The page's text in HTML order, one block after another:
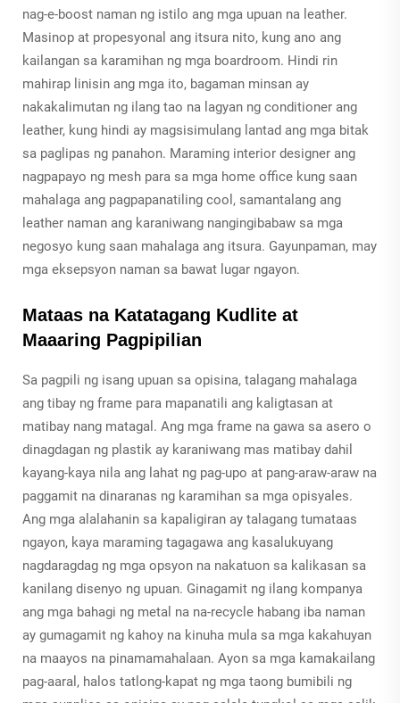
nag-e-boost naman ng istilo ang mga upuan na leather.
Masinop at propesyonal ang itsura nito, kung ano ang
kailangan sa karamihan ng mga boardroom. Hindi rin
mahirap linisin ang mga ito, bagaman minsan ay
nakakalimutan ng ilang tao na lagyan ng conditioner ang
leather, kung hindi ay magsisimulang lantad ang mga bitak
sa paglipas ng panahon. Maraming interior designer ang
nagpapayo ng mesh para sa mga home office kung saan
mahalaga ang pagpapanatiling cool, samantalang ang
leather naman ang karaniwang nangingibabaw sa mga
negosyo kung saan mahalaga ang itsura. Gayunpaman, may
mga eksepsyon naman sa bawat lugar ngayon.
Mataas na Katatagang Kudlite at
Maaaring Pagpipilian
Sa pagpili ng isang upuan sa opisina, talagang mahalaga
ang tibay ng frame para mapanatili ang kaligtasan at
matibay nang matagal. Ang mga frame na gawa sa asero o
dinagdagan ng plastik ay karaniwang mas matibay dahil
kayang-kaya nila ang lahat ng pag-upo at pang-araw-araw na
paggamit na dinaranas ng karamihan sa mga opisyales.
Ang mga alalahanin sa kapaligiran ay talagang tumataas
ngayon, kaya maraming tagagawa ang kasalukuyang
nagdaragdag ng mga opsyon na nakatuon sa kalikasan sa
kanilang disenyo ng upuan. Ginagamit ng ilang kompanya
ang mga bahagi ng metal na na-recycle habang iba naman
ay gumagamit ng kahoy na kinuha mula sa mga kakahuyan
na maayos na pinamamahalaan. Ayon sa mga kamakailang
pag-aaral, halos tatlong-kapat ng mga taong bumibili ng